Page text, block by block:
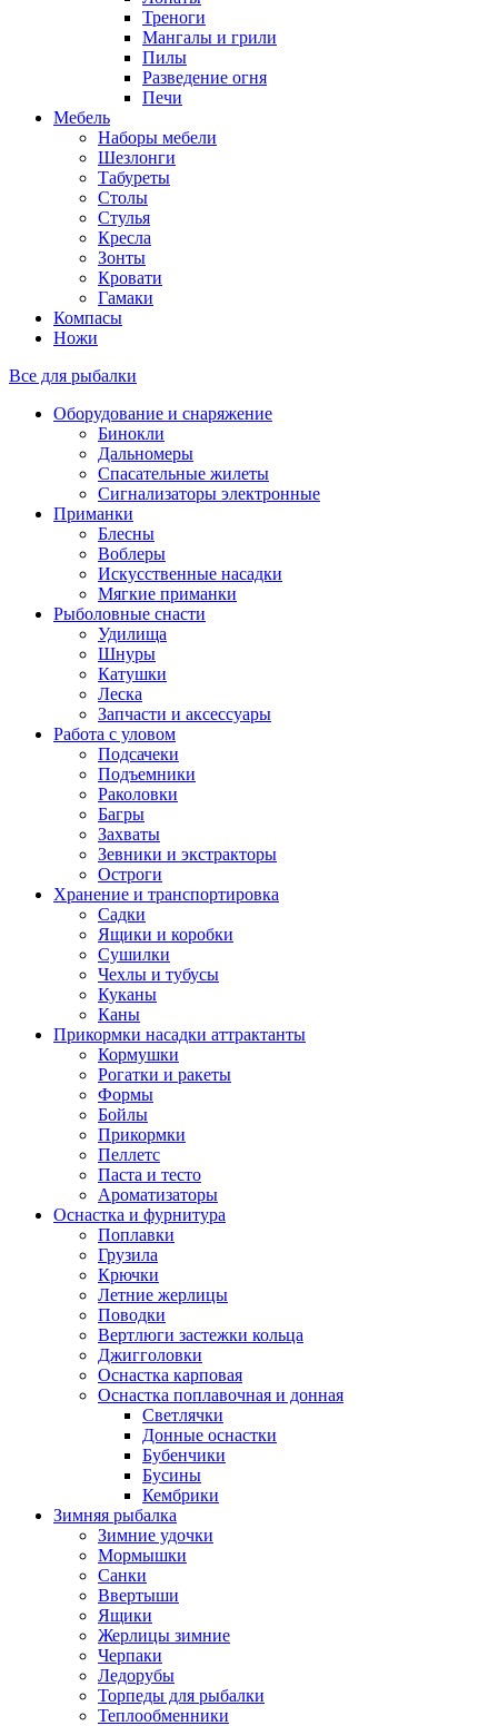
Треноги
Мангалы и грили
Пилы
Разведение огня
Печи
Мебель
Наборы мебели
Шезлонги
Табуреты
Столы
Стулья
Кресла
Зонты
Кровати
Гамаки
Компасы
Ножи
Все для рыбалки
Оборудование и снаряжение
Бинокли
Дальномеры
Спасательные жилеты
Сигнализаторы электронные
Приманки
Блесны
Воблеры
Искусственные насадки
Мягкие приманки
Рыболовные снасти
Удилища
Шнуры
Катушки
Леска
Запчасти и аксессуары
Работа с уловом
Подсачеки
Подъемники
Раколовки
Багры
Захваты
Зевники и экстракторы
Остроги
Хранение и транспортировка
Садки
Ящики и коробки
Сушилки
Чехлы и тубусы
Куканы
Каны
Прикормки насадки аттрактанты
Кормушки
Рогатки и ракеты
Формы
Бойлы
Прикормки
Пеллетс
Паста и тесто
Ароматизаторы
Оснастка и фурнитура
Поплавки
Грузила
Крючки
Летние жерлицы
Поводки
Вертлюги застежки кольца
Джигголовки
Оснастка карповая
Оснастка поплавочная и донная
Светлячки
Донные оснастки
Бубенчики
Бусины
Кембрики
Зимняя рыбалка
Зимние удочки
Мормышки
Санки
Ввертыши
Ящики
Жерлицы зимние
Черпаки
Ледорубы
Торпеды для рыбалки
Теплообменники